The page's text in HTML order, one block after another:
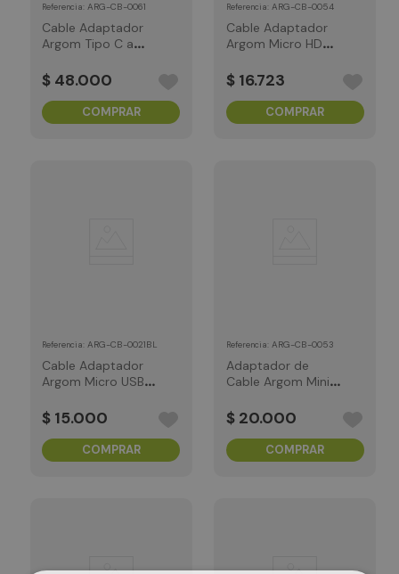
Referencia :ARG-CB-0061
Cable Adaptador
Argom Tipo C a
15cm
$ 48.000
COMPRAR
Referencia ARG-CB-0054
Cable Adaptador
Argom Micro HDMI
$ 16.723
COMPRAR
Referencia ARG-CB-0021BL
Cable Adaptador
Argom Micro USB a
$ 15.000
COMPRAR
Referencia ARG-CB-0053
Adaptador de
Cable Argom Mini
$ 20.000
COMPRAR